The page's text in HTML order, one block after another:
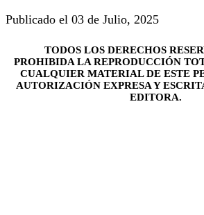
Publicado el 03 de Julio, 2025
TODOS LOS DERECHOS
PROHIBIDA LA REPRODUCCIÓN
CUALQUIER MATERIAL DE ESTE
AUTORIZACIÓN EXPRESA Y
EDITORA.